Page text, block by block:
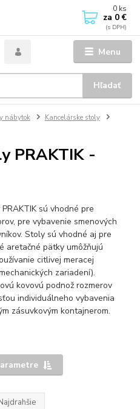
Menu
Hľadať
0 ks
za 0 €
nábytok
Kancelárske stoly
PRAKTIK -
sú vhodné pre
pre vybavenie smenových
Stoly sú vhodné aj pre
aretačné pätky umôžňujú
citlivej meracej
zariadení).
kovovú podnož rozmerov
individuálneho vybavenia
zásuvkovým kontajnerom.